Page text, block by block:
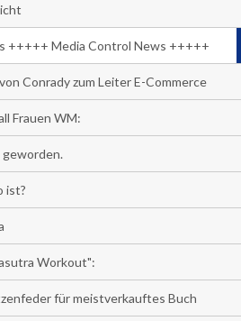
+++++ Media Control News +++++
Conrady zum Leiter E-Commerce
Frauen WM:
ist?
Workout":
für meistverkauftes Buch